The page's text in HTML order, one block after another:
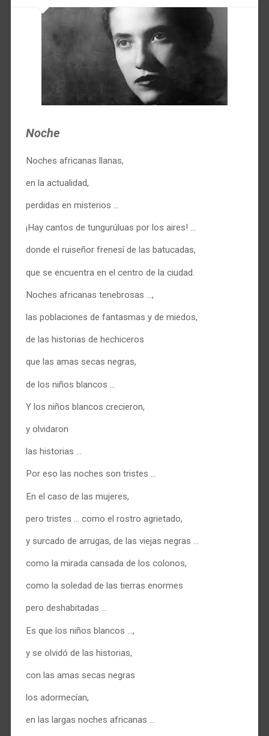
Noche
Noches africanas llanas,
en la actualidad,
perdidas en misterios …
¡Hay cantos de tungurúluas por los aires! …
donde el ruiseñor frenesí de las batucadas,
que se encuentra en el centro de la ciudad.
Noches africanas tenebrosas …,
las poblaciones de fantasmas y de miedos,
de las historias de hechiceros
que las amas secas negras,
de los niños blancos …
Y los niños blancos crecieron,
y olvidaron
las historias …
Por eso las noches son tristes …
En el caso de las mujeres,
pero tristes … como el rostro agrietado,
y surcado de arrugas, de las viejas negras …
como la mirada cansada de los colonos,
como la soledad de las tierras enormes
pero deshabitadas …
Es que los niños blancos …,
y se olvidó de las historias,
con las amas secas negras
los adormecían,
en las largas noches africanas …